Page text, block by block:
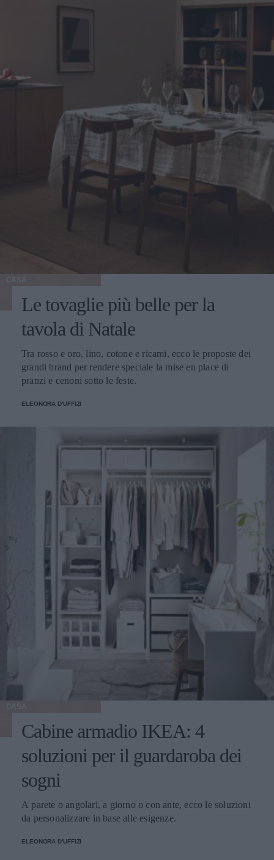
Le tovaglie più belle per la
tavola di Natale
Tra rosso e oro, lino, cotone e ricami, ecco le proposte dei
grandi brand per rendere speciale la mise en place di
pranzi e cenoni sotto le feste.
ELEONORA D'UFFIZI
Cabine armadio IKEA: 4
soluzioni per il guardaroba dei
sogni
A parete o angolari, a giorno o con ante, ecco le soluzioni
da personalizzare in base alle esigenze.
ELEONORA D'UFFIZI